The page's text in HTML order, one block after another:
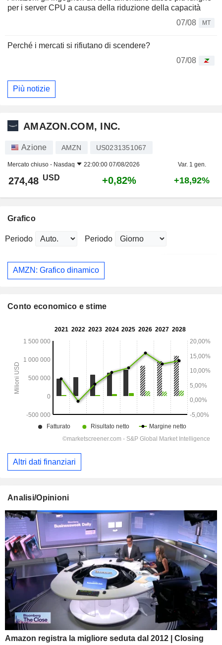
per i server CPU a causa della riduzione della capacità
07/08
MT
Perché i mercati si rifiutano di scendere?
07/08
Più notizie
AMAZON.COM, INC.
Azione AMZN US0231351067
Mercato chiuso - Nasdaq 22:00:00 07/08/2026 Var. 1 gen.
274,48 USD +0,82% +18,92%
Grafico
Periodo Periodo
AMZN: Grafico dinamico
Conto economico e stime
Altri dati finanziari
Analisi/Opinioni
Amazon registra la migliore seduta dal 2012 | Closing